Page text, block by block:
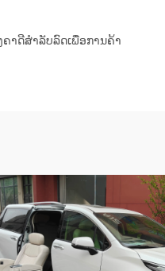
ຄາດີສຳລັບລົດເພື່ອການຄ້າ